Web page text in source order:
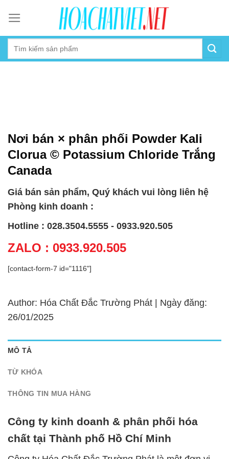
content
Nơi bán × phân phối Powder Kali
Clorua © Potassium Chloride Trắng
Canada
Giá bán sản phẩm, Quý khách vui lòng liên hệ
Phòng kinh doanh :
Hotline : 028.3504.5555 - 0933.920.505
ZALO : 0933.920.505
[contact-form-7 id="1116"]
Author: Hóa Chất Đắc Trường Phát | Ngày đăng:
26/01/2025
MÔ TẢ
TỪ KHÓA
THÔNG TIN MUA HÀNG
Công ty kinh doanh & phân phối hóa
chất tại Thành phố Hồ Chí Minh